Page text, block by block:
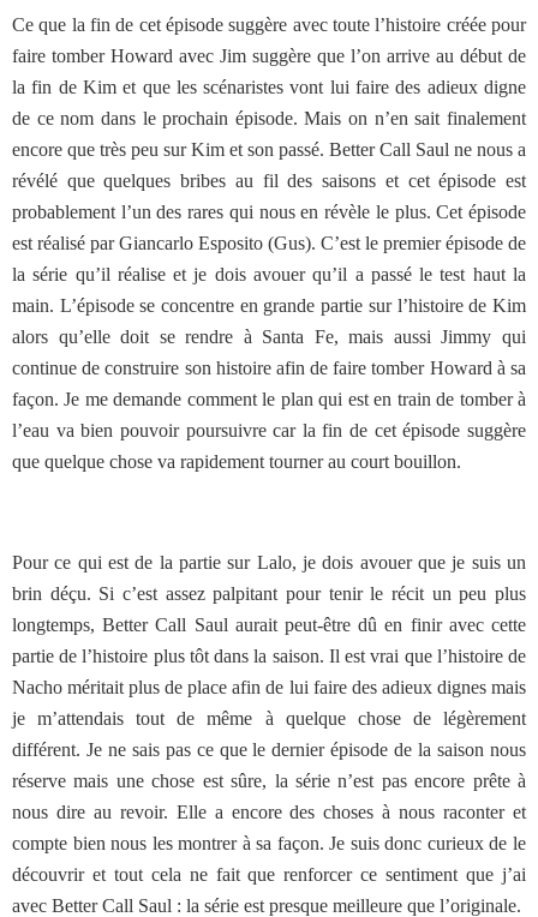
Ce que la fin de cet épisode suggère avec toute l’histoire créée pour
faire tomber Howard avec Jim suggère que l’on arrive au début de
la fin de Kim et que les scénaristes vont lui faire des adieux digne
de ce nom dans le prochain épisode. Mais on n’en sait finalement
encore que très peu sur Kim et son passé. Better Call Saul ne nous a
révélé que quelques bribes au fil des saisons et cet épisode est
probablement l’un des rares qui nous en révèle le plus. Cet épisode
est réalisé par Giancarlo Esposito (Gus). C’est le premier épisode de
la série qu’il réalise et je dois avouer qu’il a passé le test haut la
main. L’épisode se concentre en grande partie sur l’histoire de Kim
alors qu’elle doit se rendre à Santa Fe, mais aussi Jimmy qui
continue de construire son histoire afin de faire tomber Howard à sa
façon. Je me demande comment le plan qui est en train de tomber à
l’eau va bien pouvoir poursuivre car la fin de cet épisode suggère
que quelque chose va rapidement tourner au court bouillon.
Pour ce qui est de la partie sur Lalo, je dois avouer que je suis un
brin déçu. Si c’est assez palpitant pour tenir le récit un peu plus
longtemps, Better Call Saul aurait peut-être dû en finir avec cette
partie de l’histoire plus tôt dans la saison. Il est vrai que l’histoire de
Nacho méritait plus de place afin de lui faire des adieux dignes mais
je m’attendais tout de même à quelque chose de légèrement
différent. Je ne sais pas ce que le dernier épisode de la saison nous
réserve mais une chose est sûre, la série n’est pas encore prête à
nous dire au revoir. Elle a encore des choses à nous raconter et
compte bien nous les montrer à sa façon. Je suis donc curieux de le
découvrir et tout cela ne fait que renforcer ce sentiment que j’ai
avec Better Call Saul : la série est presque meilleure que l’originale.